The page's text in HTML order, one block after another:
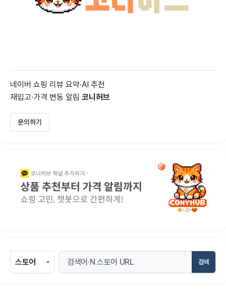
네이버 쇼핑 리뷰 요약·AI 추천
재입고·가격 변동 알림 코니허브
문의하기
검색